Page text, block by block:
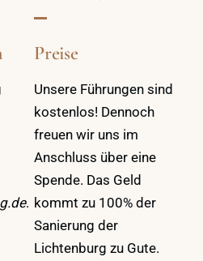
.
Preise
Unsere Führungen sind
kostenlos! Dennoch
freuen wir uns im
Anschluss über eine
Spende. Das Geld
kommt zu 100% der
Sanierung der
Lichtenburg zu Gute.